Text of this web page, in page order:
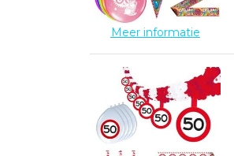
Meer informatie